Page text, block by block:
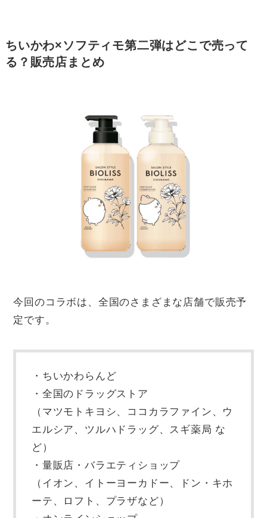
ちいかわ×ソフティモ第二弾はどこで売って
る？販売店まとめ
今回のコラボは、全国のさまざまな店舗で販売予
定です。
・ちいかわらんど
・全国のドラッグストア
（マツモトキヨシ、ココカラファイン、ウ
エルシア、ツルハドラッグ、スギ薬局 な
ど）
・量販店・バラエティショップ
（イオン、イトーヨーカドー、ドン・キホ
ーテ、ロフト、プラザなど）